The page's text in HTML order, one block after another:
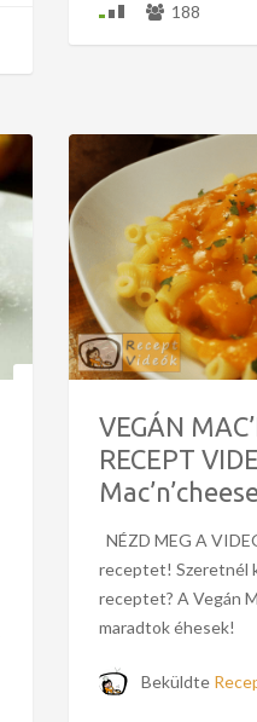
188
VEGÁN
RECEPT
NÉZD MEG A
receptet! Szeretnél
receptet? A Vegán
maradtok éhesek!
Beküldte